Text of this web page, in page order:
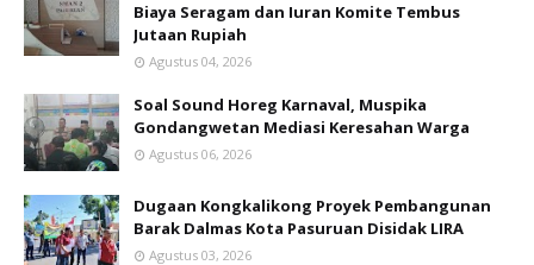
Biaya Seragam dan Iuran Komite Tembus
Jutaan Rupiah
Agustus 04, 2026
Soal Sound Horeg Karnaval, Muspika
Gondangwetan Mediasi Keresahan Warga
Agustus 06, 2026
Dugaan Kongkalikong Proyek Pembangunan
Barak Dalmas Kota Pasuruan Disidak LIRA
Agustus 03, 2026